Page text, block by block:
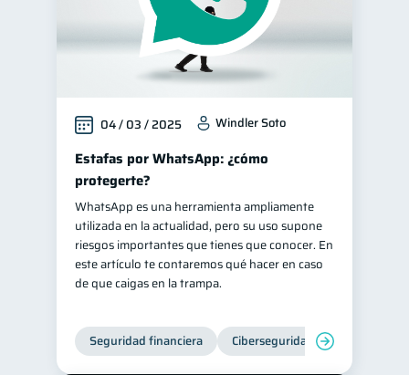
04 / 03 / 2025 Windler Soto
Estafas por WhatsApp: ¿cómo
protegerte?
WhatsApp es una herramienta ampliamente
utilizada en la actualidad, pero su uso supone
riesgos importantes que tienes que conocer. En
este artículo te contaremos qué hacer en caso
de que caigas en la trampa.
Seguridad financiera Ciberseguridad